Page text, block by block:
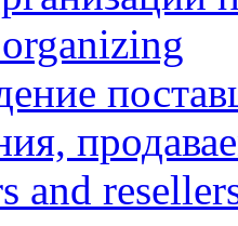
and